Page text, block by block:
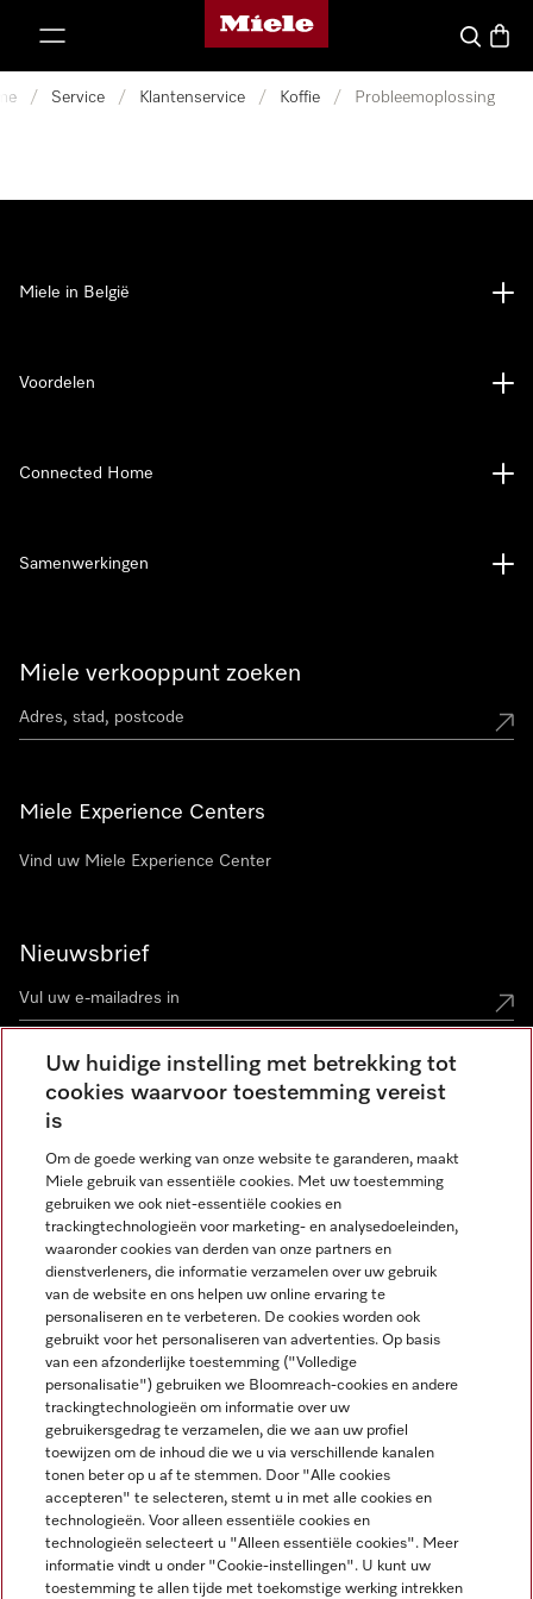
Miele homepage
Wat zoek
/ Service / Klantenservice / Koffie / Probleemoplossing
Miele verkooppunt zoeken
Miele Experience Centers
Vind uw Miele Experience Center
Nieuwsbrief
Contact contact@miele-support.be
Taal
NEDERLANDS
Miele in België
Voordelen
Connected Home
Samenwerkingen
Wettelijke Informatie
Algemene voorwaarden
Privacybeleid
Miele op Facebook
Miele op Youtube
Miele op Instagram
Miele op Pinterest
Uw huidige instelling met betrekking tot
cookies waarvoor toestemming vereist
is
Om de goede werking van onze website te garanderen, maakt
Miele gebruik van essentiële cookies. Met uw toestemming
gebruiken we ook niet-essentiële cookies en
trackingtechnologieën voor marketing- en analysedoeleinden,
waaronder cookies van derden van onze partners en
dienstverleners, die informatie verzamelen over uw gebruik
van de website en ons helpen uw online ervaring te
personaliseren en te verbeteren. De cookies worden ook
gebruikt voor het personaliseren van advertenties. Op basis
van een afzonderlijke toestemming ("Volledige
personalisatie") gebruiken we Bloomreach-cookies en andere
trackingtechnologieën om informatie over uw
gebruikersgedrag te verzamelen, die we aan uw profiel
toewijzen om de inhoud die we u via verschillende kanalen
tonen beter op u af te stemmen. Door "Alle cookies
accepteren" te selecteren, stemt u in met alle cookies en
technologieën. Voor alleen essentiële cookies en
technologieën selecteert u "Alleen essentiële cookies". Meer
informatie vindt u onder "Cookie-instellingen". U kunt uw
toestemming te allen tijde met toekomstige werking intrekken